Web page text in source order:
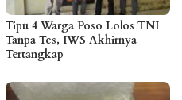
Tipu 4 Warga Poso Lolos TNI
Tanpa Tes, IWS Akhirnya
Tertangkap